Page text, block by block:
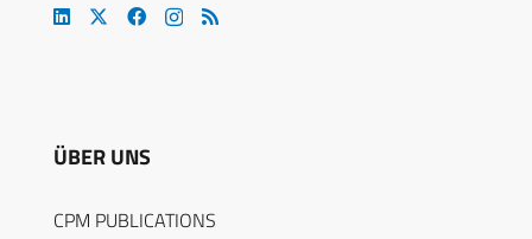
ÜBER UNS
CPM PUBLICATIONS